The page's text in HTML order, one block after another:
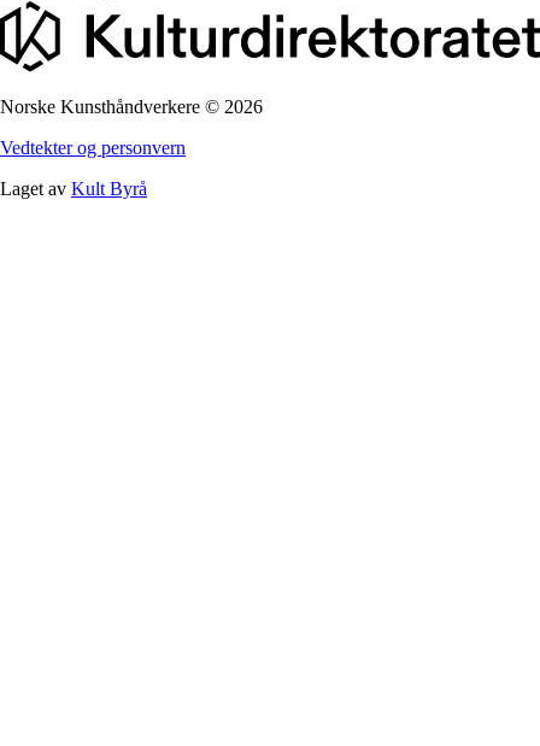
Norske Kunsthåndverkere © 2026
Vedtekter og personvern
Laget av Kult Byrå